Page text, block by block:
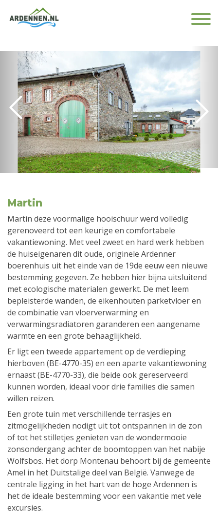
Martin
Martin deze voormalige hooischuur werd volledig
gerenoveerd tot een keurige en comfortabele
vakantiewoning. Met veel zweet en hard werk hebben
de huiseigenaren dit oude, originele Ardenner
boerenhuis uit het einde van de 19de eeuw een nieuwe
bestemming gegeven. Ze hebben hier bijna uitsluitend
met ecologische materialen gewerkt. De met leem
bepleisterde wanden, de eikenhouten parketvloer en
de combinatie van vloerverwarming en
verwarmingsradiatoren garanderen een aangename
warmte en een grote behaaglijkheid.
Er ligt een tweede appartement op de verdieping
hierboven (BE-4770-35) en een aparte vakantiewoning
ernaast (BE-4770-33), die beide ook gereserveerd
kunnen worden, ideaal voor drie families die samen
willen reizen.
Een grote tuin met verschillende terrasjes en
zitmogelijkheden nodigt uit tot ontspannen in de zon
of tot het stilletjes genieten van de wondermooie
zonsondergang achter de boomtoppen van het nabije
Wolfsbos. Het dorp Montenau behoort bij de gemeente
Amel in het Duitstalige deel van België. Vanwege de
centrale ligging in het hart van de hoge Ardennen is
het de ideale bestemming voor een vakantie met vele
excursies.